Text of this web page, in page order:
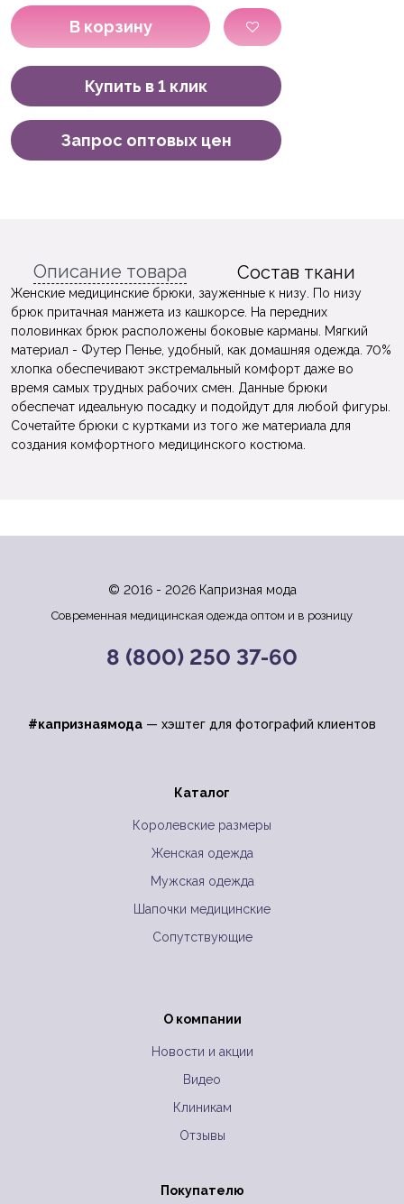
В корзину
Купить в 1 клик
Запрос оптовых цен
Описание товара Состав ткани
Женские медицинские брюки, зауженные к низу. По низу
брюк притачная манжета из кашкорсе. На передних
половинках брюк расположены боковые карманы. Мягкий
материал - Футер Пенье, удобный, как домашняя одежда. 70%
хлопка обеспечивают экстремальный комфорт даже во
время самых трудных рабочих смен. Данные брюки
обеспечат идеальную посадку и подойдут для любой фигуры.
Сочетайте брюки с куртками из того же материала для
создания комфортного медицинского костюма.
© 2016 - 2026 Капризная мода
Современная медицинская одежда оптом и в розницу
8 (800) 250 37-60
#капризнаямода — хэштег для фотографий клиентов
Каталог
Королевские размеры
Женская одежда
Мужская одежда
Шапочки медицинские
Сопутствующие
О компании
Новости и акции
Видео
Клиникам
Отзывы
Покупателю